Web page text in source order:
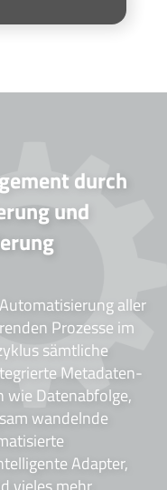
durch
und
aller
Prozesse im
sämtliche
Metadaten-
wie Datenabfolge,
wandelnde
Adapter,